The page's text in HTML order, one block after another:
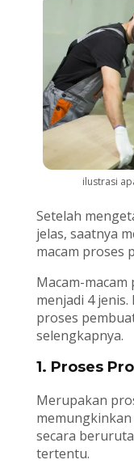
ilustrasi
Setelah
jelas, saatnya
macam proses
Macam-
menjadi 4
proses
selengkapnya.
1. Proses
Merupakan
secara
tertentu.